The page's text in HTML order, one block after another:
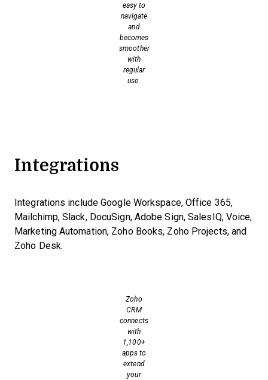
easy to
navigate
and
becomes
smoother
with
regular
use.
Integrations
Integrations include Google Workspace, Office 365,
Mailchimp, Slack, DocuSign, Adobe Sign, SalesIQ, Voice,
Marketing Automation, Zoho Books, Zoho Projects, and
Zoho Desk.
Zoho
CRM
connects
with
1,100+
apps to
extend
your